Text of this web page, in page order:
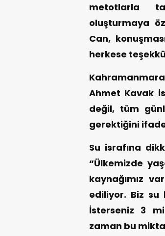
metotlarla
oluşturmaya
Can,
herkese
Ahmet Kavak
değil, tüm
gerektiğini
Su israfına
“Ülkemizde
kaynağımız
ediliyor. Biz su
İsterseniz 3
zaman bu